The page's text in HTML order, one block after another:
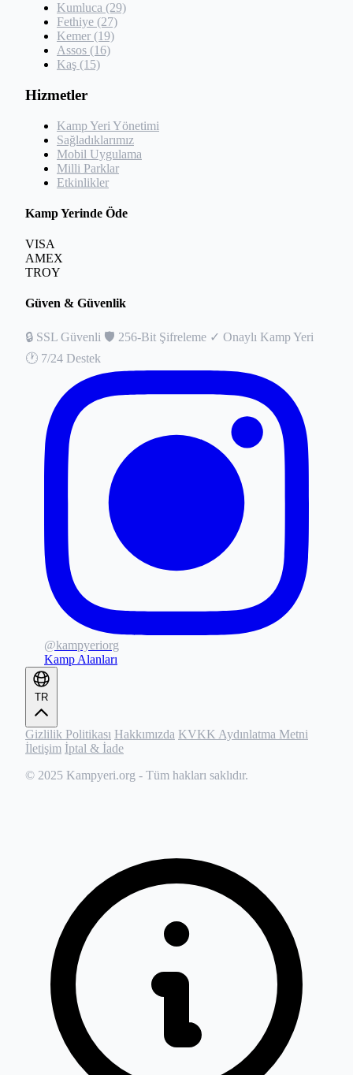
Kumluca (29)
Fethiye (27)
Kemer (19)
Assos (16)
Kaş (15)
Hizmetler
Kamp Yeri Yönetimi
Sağladıklarımız
Mobil Uygulama
Milli Parklar
Etkinlikler
Kamp Yerinde Öde
VISA
AMEX
TROY
Güven & Güvenlik
🔒 SSL Güvenli 🛡️ 256-Bit Şifreleme ✓ Onaylı Kamp Yeri
🕐 7/24 Destek
@kampyeriorg
Kamp Alanları
TR
Gizlilik Politikası Hakkımızda KVKK Aydınlatma Metni
İletişim İptal & İade
© 2025 Kampyeri.org - Tüm hakları saklıdır.